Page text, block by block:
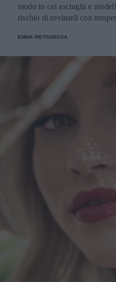
modo in cui asciughi e
rischio di rovinarli con
EMMA PIETRAROSA